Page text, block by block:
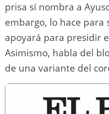
prisa sí nombra a
embargo, lo hace para
apoyará para presidir
Asimismo, habla del
de una variante del